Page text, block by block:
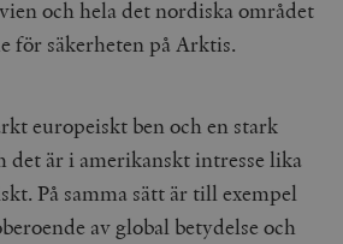
och hela det nordiska området
för säkerheten på Arktis.
europeiskt ben och en stark
det är i amerikanskt intresse lika
På samma sätt är till exempel
av global betydelse och